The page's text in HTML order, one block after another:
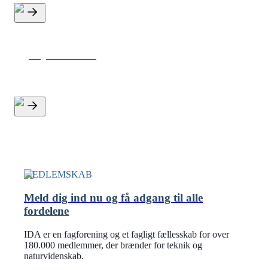
MEDLEMSKAB
Meld dig ind nu og få adgang til alle
fordelene
IDA er en fagforening og et fagligt fællesskab for over
180.000 medlemmer, der brænder for teknik og
naturvidenskab.